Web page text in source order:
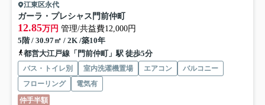
江東区永代
ガーラ・プレシャス門前仲町
12.85万円 管理/共益費12,000円
5階 / 30.97㎡ / 2K /築10年
都営大江戸線「門前仲町」駅 徒歩5分
バス・トイレ別 室内洗濯機置場 エアコン
バルコニー
フローリング
電気有
仲手半額